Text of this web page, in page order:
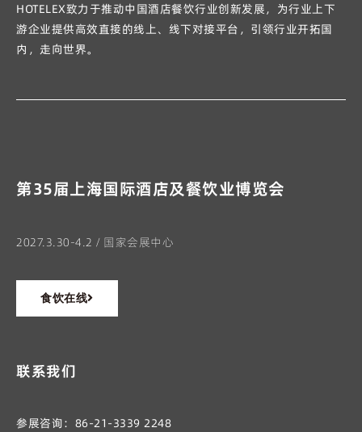
HOTELEX致力于推动中国酒店餐饮行业创新发展，为行业上下
游企业提供高效直接的线上、线下对接平台，引领行业开拓国
内，走向世界。
第35届上海国际酒店及餐饮业博览会
2027.3.30-4.2 / 国家会展中心
食饮在线
联系我们
参展咨询：86-21-3339 2248